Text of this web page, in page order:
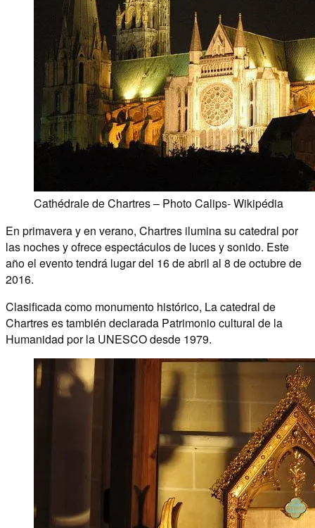
Cathédrale de Chartres – Photo Calips- Wikipédia
En primavera y en verano, Chartres ilumina su catedral por
las noches y ofrece espectáculos de luces y sonido. Este
año el evento tendrá lugar del 16 de abril al 8 de octubre de
2016.
Clasificada como monumento histórico, La catedral de
Chartres es también declarada Patrimonio cultural de la
Humanidad por la UNESCO desde 1979.